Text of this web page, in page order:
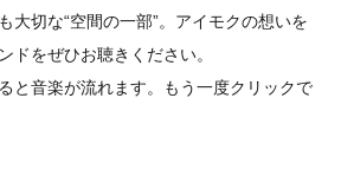
大切な“空間の一部”。アイモクの想いを
ドをぜひお聴きください。
と音楽が流れます。もう一度クリックで